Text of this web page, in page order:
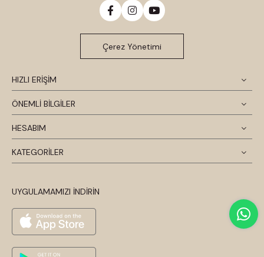
HIZLI ERİŞİM
ÖNEMLİ BİLGİLER
HESABIM
KATEGORİLER
UYGULAMAMIZI İNDİRİN
Çerez Yönetimi